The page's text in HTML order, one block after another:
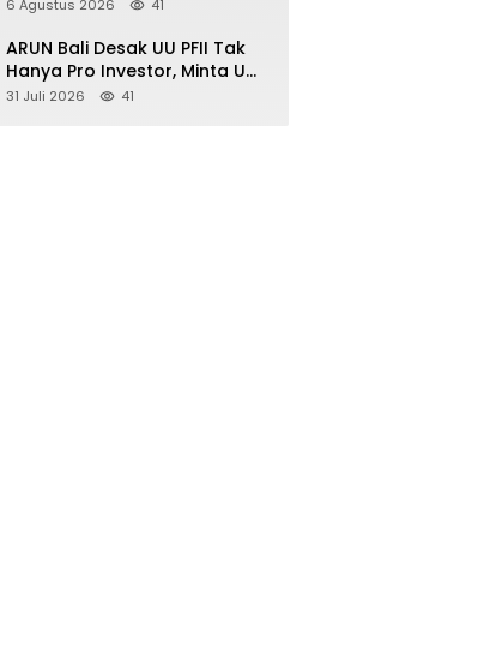
Nasional
6 Agustus 2026 41
ARUN Bali Desak UU PFII Tak
Hanya Pro Investor, Minta UMP
Kawasan PFII Bertaraf
31 Juli 2026 41